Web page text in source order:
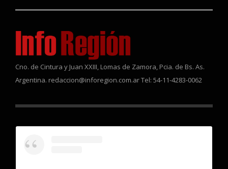
Cno. de Cintura y Juan XXIII, Lomas de Zamora, Pcia. de Bs. As.
Argentina. redaccion@inforegion.com.ar Tel: 54-11-4283-0062